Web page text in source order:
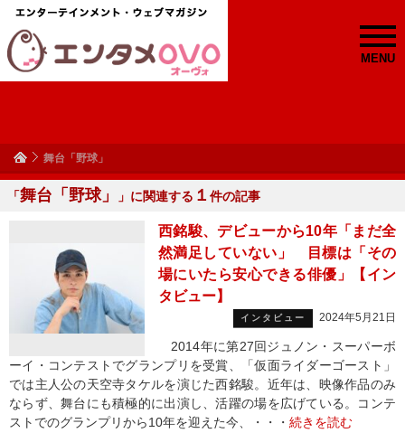
MENU
舞台「野球」
「舞台「野球」 」に関連する １ 件の記事
西銘駿、デビューから10年「まだ全
然満足していない」 目標は「その
場にいたら安心できる俳優」【イン
タビュー】
インタビュー 2024年5月21日
2014年に第27回ジュノン・スーパーボ
ーイ・コンテストでグランプリを受賞、「仮面ライダーゴースト」
では主人公の天空寺タケルを演じた西銘駿。近年は、映像作品のみ
ならず、舞台にも積極的に出演し、活躍の場を広げている。コンテ
ストでのグランプリから10年を迎えた今、・・・ 続きを読む